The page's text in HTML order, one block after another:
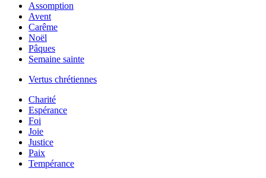
Assomption
Avent
Carême
Noël
Pâques
Semaine sainte
Vertus chrétiennes
Charité
Espérance
Foi
Joie
Justice
Paix
Tempérance